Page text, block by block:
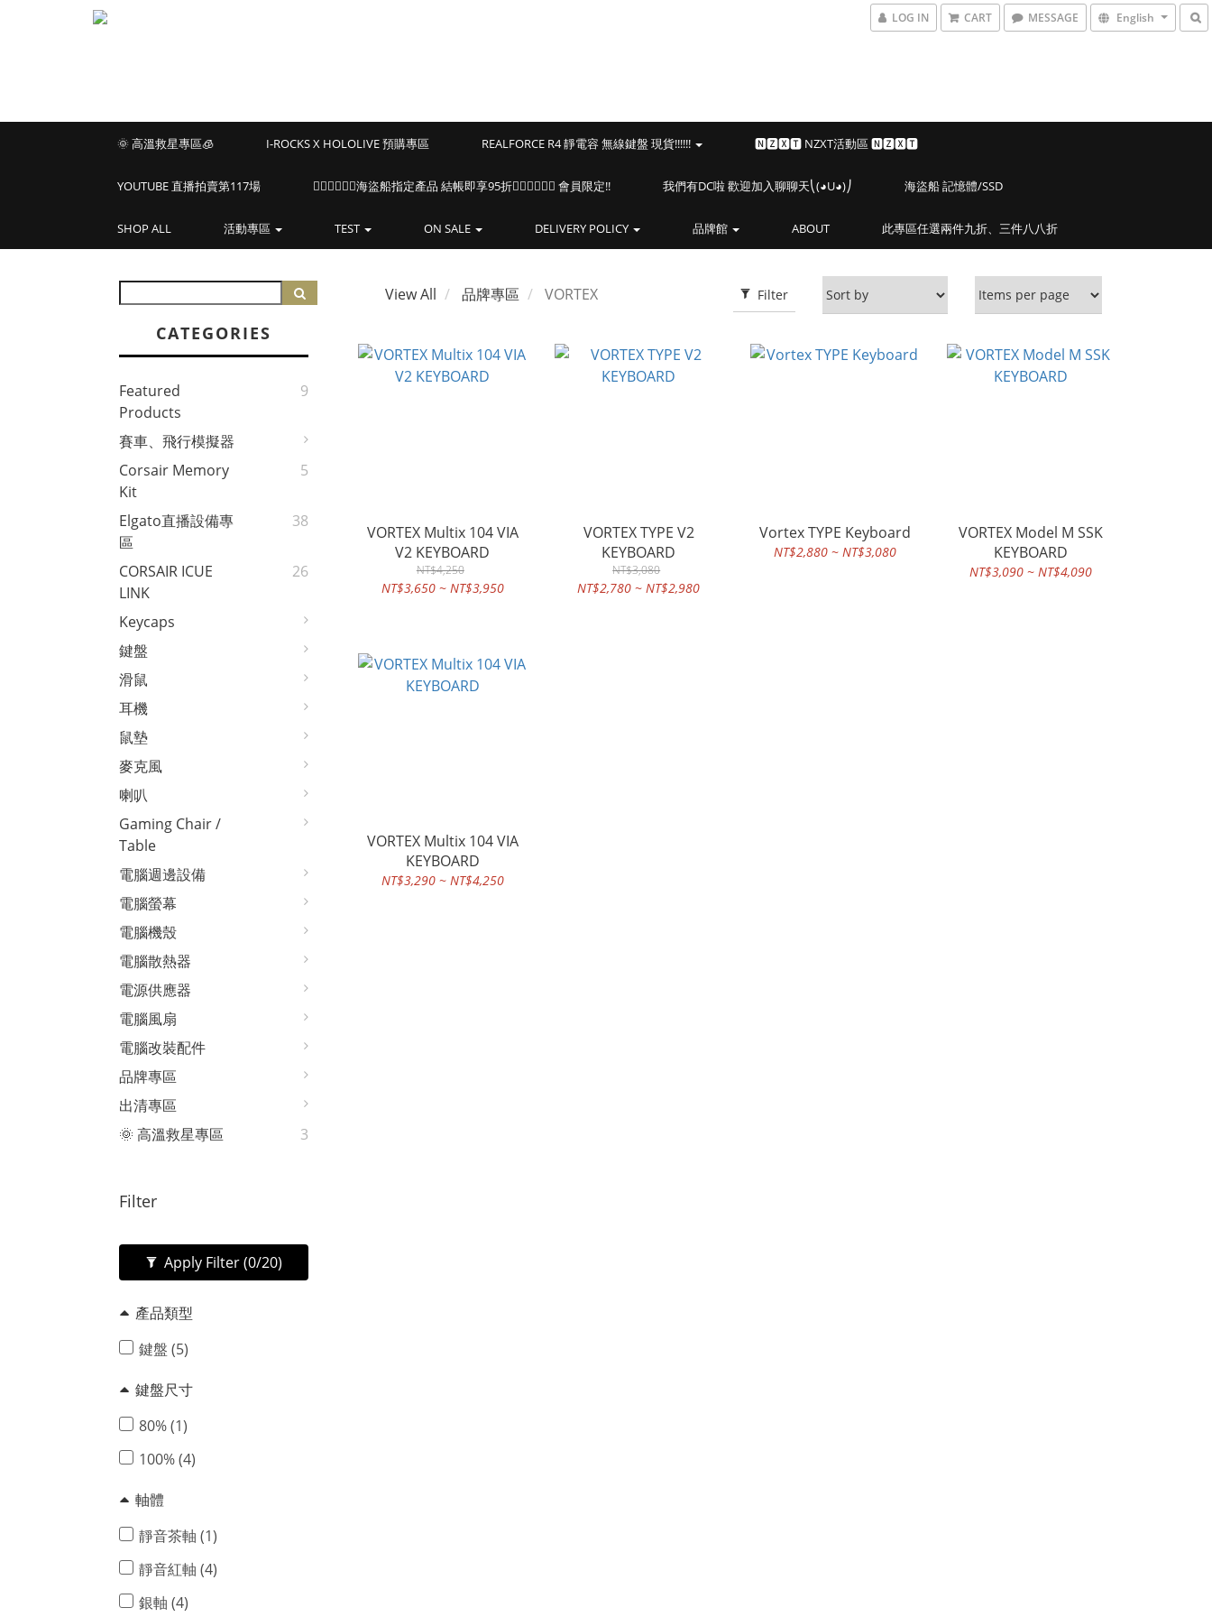
LOG IN CART MESSAGE English
🌞 高溫救星專區🧊 I-ROCKS X HOLOLIVE 預購專區 REALFORCE R4 靜電容 無線鍵盤 現貨!!!!!! 🅽🆉🆇🆃 NZXT活動區 🅽🆉🆇🆃
YOUTUBE 直播拍賣第117場 🏴‍☠️🏴‍☠️🏴‍☠️海盜船指定產品 結帳即享95折🏴‍☠️🏴‍☠️🏴‍☠️ 會員限定!! 我們有DC啦 歡迎加入聊聊天⎝(◕U◕)⎠ 海盜船 記憶體/SSD
SHOP ALL 活動專區 TEST ON SALE DELIVERY POLICY 品牌館 ABOUT 此專區任選兩件九折、三件八八折
CATEGORIES
Featured
Products
9
賽車、飛行模擬器
Corsair Memory
Kit
5
Elgato直播設備專
區
38
CORSAIR ICUE
LINK
26
Keycaps
鍵盤
滑鼠
耳機
鼠墊
麥克風
喇叭
Gaming Chair /
Table
電腦週邊設備
電腦螢幕
電腦機殼
電腦散熱器
電源供應器
電腦風扇
電腦改裝配件
品牌專區
出清專區
🌞 高溫救星專區
3
Filter
Apply Filter(0/20)
產品類型
鍵盤 (5)
鍵盤尺寸
80% (1)
100% (4)
軸體
靜音茶軸 (1)
靜音紅軸 (4)
銀軸 (4)
Filter
View All 品牌專區 VORTEX
VORTEX Multix 104 VIA
V2 KEYBOARD
NT$4,250
NT$3,650 ~ NT$3,950
VORTEX TYPE V2
KEYBOARD
NT$3,080
NT$2,780 ~ NT$2,980
Vortex TYPE Keyboard
NT$2,880 ~ NT$3,080
VORTEX Model M SSK
KEYBOARD
NT$3,090 ~ NT$4,090
VORTEX Multix 104 VIA
KEYBOARD
NT$3,290 ~ NT$4,250